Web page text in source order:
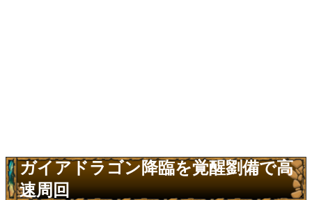
ガイアドラゴン降臨を覚醒劉備で高
速周回